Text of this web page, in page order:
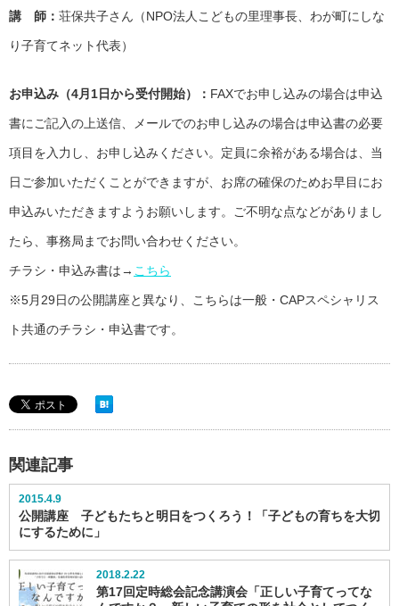
講 師： 荘保共子さん（NPO法人こどもの里理事長、わが町にしな
り子育てネット代表）
お申込み（4月1日から受付開始）： FAXでお申し込みの場合は申込
書にご記入の上送信、メールでのお申し込みの場合は申込書の必要
項目を入力し、お申し込みください。定員に余裕がある場合は、当
日ご参加いただくことができますが、お席の確保のためお早目にお
申込みいただきますようお願いします。ご不明な点などがありまし
たら、事務局までお問い合わせください。
チラシ・申込み書は→ こちら
※5月29日の公開講座と異なり、こちらは一般・CAPスペシャリス
ト共通のチラシ・申込書です。
関連記事
2015.4.9
公開講座 子どもたちと明日をつくろう！「子どもの育ちを大切
にするために」
2018.2.22
第17回定時総会記念講演会「正しい子育てってな